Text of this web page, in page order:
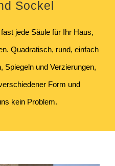
Sockel
jede Säule für Ihr Haus,
Quadratisch, rund, einfach
Spiegeln und Verzierungen,
Form und
kein Problem.